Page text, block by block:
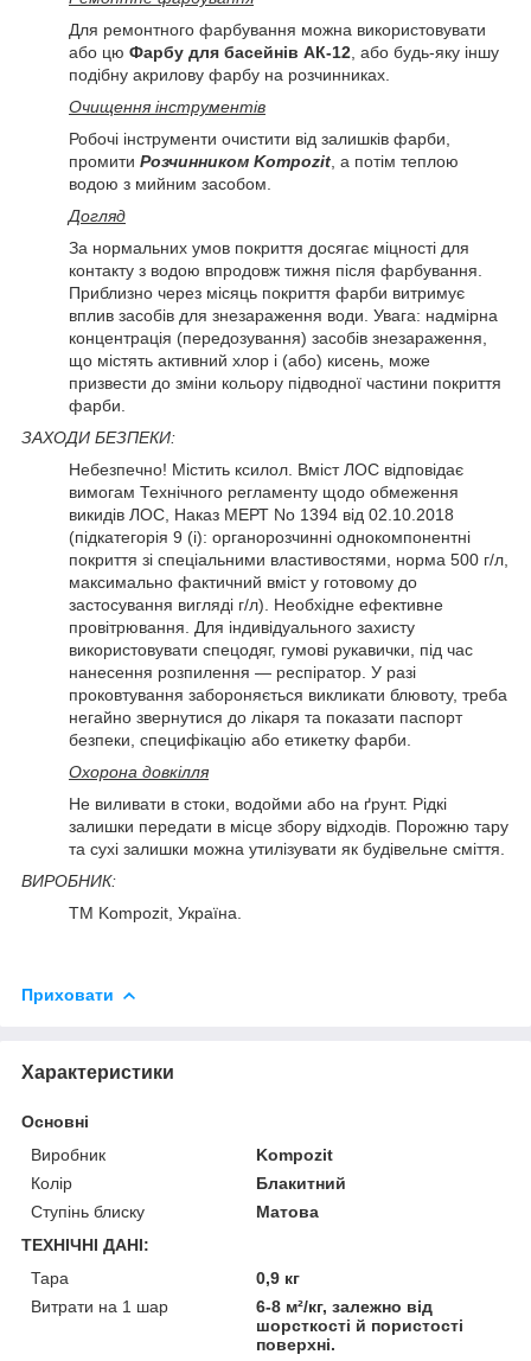
Для ремонтного фарбування можна використовувати
або цю Фарбу для басейнів АК-12 , або будь-яку іншу
подібну акрилову фарбу на розчинниках.
Очищення інструментів
Робочі інструменти очистити від залишків фарби,
промити Розчинником Kompozit , а потім теплою
водою з мийним засобом.
Догляд
За нормальних умов покриття досягає міцності для
контакту з водою впродовж тижня після фарбування.
Приблизно через місяць покриття фарби витримує
вплив засобів для знезараження води. Увага: надмірна
концентрація (передозування) засобів знезараження,
що містять активний хлор і (або) кисень, може
призвести до зміни кольору підводної частини покриття
фарби.
ЗАХОДИ БЕЗПЕКИ:
Небезпечно! Містить ксилол. Вміст ЛОС відповідає
вимогам Технічного регламенту щодо обмеження
викидів ЛОС, Наказ МЕРТ No 1394 від 02.10.2018
(підкатегорія 9 (i): органорозчинні однокомпонентні
покриття зі спеціальними властивостями, норма 500 г/л,
максимально фактичний вміст у готовому до
застосування вигляді г/л). Необхідне ефективне
провітрювання. Для індивідуального захисту
використовувати спецодяг, гумові рукавички, під час
нанесення розпилення — респіратор. У разі
проковтування забороняється викликати блювоту, треба
негайно звернутися до лікаря та показати паспорт
безпеки, специфікацію або етикетку фарби.
Охорона довкілля
Не виливати в стоки, водойми або на ґрунт. Рідкі
залишки передати в місце збору відходів. Порожню тару
та сухі залишки можна утилізувати як будівельне сміття.
ВИРОБНИК:
ТМ Kompozit, Україна.
Приховати
Характеристики
Основні
Виробник
Kompozit
Колір
Блакитний
Ступінь блиску
Матова
ТЕХНІЧНІ ДАНІ:
Тара
0,9 кг
Витрати на 1 шар
6-8 м²/кг, залежно від
шорсткості й пористості
поверхні.